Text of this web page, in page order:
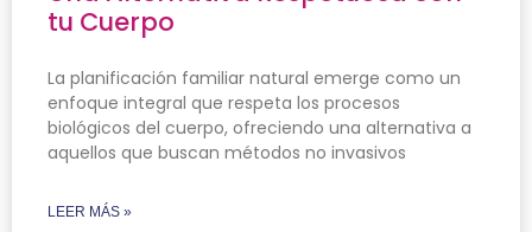
tu Cuerpo
La planificación familiar natural emerge como un
enfoque integral que respeta los procesos
biológicos del cuerpo, ofreciendo una alternativa a
aquellos que buscan métodos no invasivos
LEER MÁS »